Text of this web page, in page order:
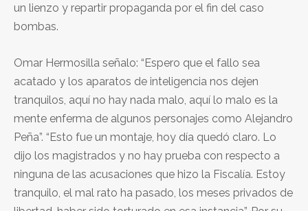
un lienzo y repartir propaganda por el fin del caso
bombas.
Omar Hermosilla señalo: “Espero que el fallo sea
acatado y los aparatos de inteligencia nos dejen
tranquilos, aquí no hay nada malo, aquí lo malo es la
mente enferma de algunos personajes como Alejandro
Peña”. “Esto fue un montaje, hoy día quedó claro. Lo
dijo los magistrados y no hay prueba con respecto a
ninguna de las acusaciones que hizo la Fiscalía. Estoy
tranquilo, el mal rato ha pasado, los meses privados de